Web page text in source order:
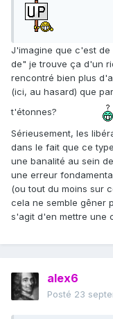
J'imagine que c'est
de" je trouve ça d'un
rencontré bien plus
(ici, au hasard) que
t'étonnes?
Sérieusement, les
dans le fait que ce
une banalité au sein
une erreur
(ou tout du moins sur
cela ne semble gêner
s'agit d'en mettre une
alex6
Posté 23